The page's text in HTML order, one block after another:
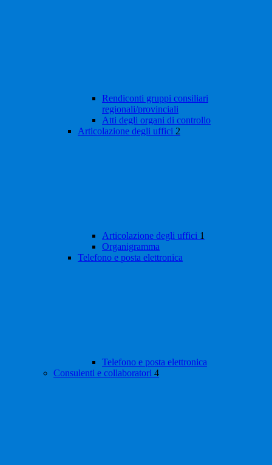
Rendiconti gruppi consiliari
regionali/provinciali
Atti degli organi di controllo
Articolazione degli uffici 2
Articolazione degli uffici 1
Organigramma
Telefono e posta elettronica
Telefono e posta elettronica
Consulenti e collaboratori 4